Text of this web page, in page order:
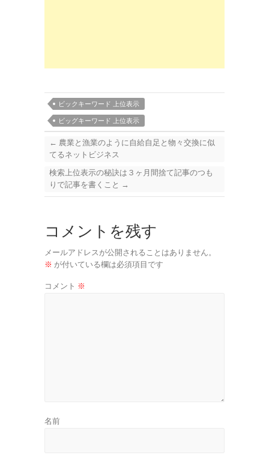
ビックキーワード 上位表示
ビッグキーワード 上位表示
← 農業と漁業のように自給自足と物々交換に似
てるネットビジネス
検索上位表示の秘訣は３ヶ月間捨て記事のつも
りで記事を書くこと →
コメントを残す
メールアドレスが公開されることはありません。
※ が付いている欄は必須項目です
コメント ※
名前